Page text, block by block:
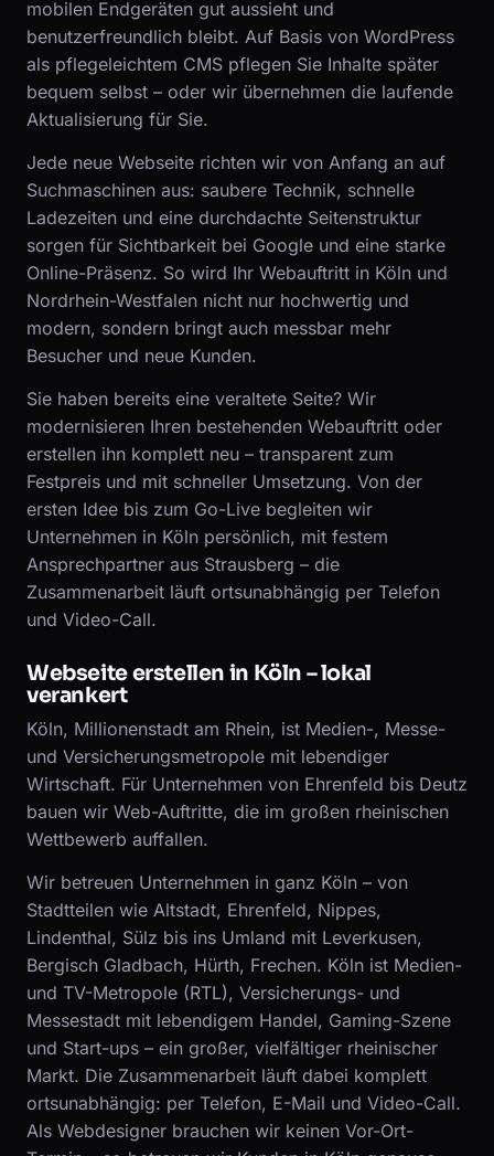
mobilen Endgeräten gut aussieht und
benutzerfreundlich bleibt. Auf Basis von WordPress
als pflegeleichtem CMS pflegen Sie Inhalte später
bequem selbst – oder wir übernehmen die laufende
Aktualisierung für Sie.
Jede neue Webseite richten wir von Anfang an auf
Suchmaschinen aus: saubere Technik, schnelle
Ladezeiten und eine durchdachte Seitenstruktur
sorgen für Sichtbarkeit bei Google und eine starke
Online-Präsenz. So wird Ihr Webauftritt in Köln und
Nordrhein-Westfalen nicht nur hochwertig und
modern, sondern bringt auch messbar mehr
Besucher und neue Kunden.
Sie haben bereits eine veraltete Seite? Wir
modernisieren Ihren bestehenden Webauftritt oder
erstellen ihn komplett neu – transparent zum
Festpreis und mit schneller Umsetzung. Von der
ersten Idee bis zum Go-Live begleiten wir
Unternehmen in Köln persönlich, mit festem
Ansprechpartner aus Strausberg – die
Zusammenarbeit läuft ortsunabhängig per Telefon
und Video-Call.
Webseite erstellen in Köln – lokal
verankert
Köln, Millionenstadt am Rhein, ist Medien-, Messe-
und Versicherungsmetropole mit lebendiger
Wirtschaft. Für Unternehmen von Ehrenfeld bis Deutz
bauen wir Web-Auftritte, die im großen rheinischen
Wettbewerb auffallen.
Wir betreuen Unternehmen in ganz Köln – von
Stadtteilen wie Altstadt, Ehrenfeld, Nippes,
Lindenthal, Sülz bis ins Umland mit Leverkusen,
Bergisch Gladbach, Hürth, Frechen. Köln ist Medien-
und TV-Metropole (RTL), Versicherungs- und
Messestadt mit lebendigem Handel, Gaming-Szene
und Start-ups – ein großer, vielfältiger rheinischer
Markt. Die Zusammenarbeit läuft dabei komplett
ortsunabhängig: per Telefon, E-Mail und Video-Call.
Als Webdesigner brauchen wir keinen Vor-Ort-